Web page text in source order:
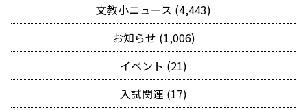
文教小ニュース (4,443)
お知らせ (1,006)
イベント (21)
入試関連 (17)